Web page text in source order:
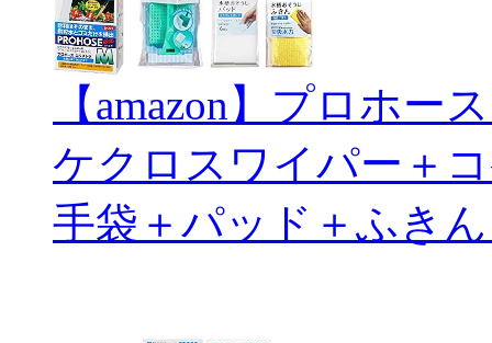
【amazon】プロホ
ケクロスワイパー＋
手袋＋パッド＋ふき